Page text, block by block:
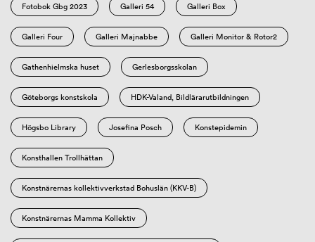
Fotobok Gbg 2023 Galleri 54 Galleri Box
Galleri Four Galleri Majnabbe Galleri Monitor & Rotor2
Gathenhielmska huset Gerlesborgsskolan
Göteborgs konstskola HDK-Valand, Bildlärarutbildningen
Högsbo Library Josefina Posch Konstepidemin
Konsthallen Trollhättan
Konstnärernas kollektivverkstad Bohuslän (KKV-B)
Konstnärernas Mamma Kollektiv